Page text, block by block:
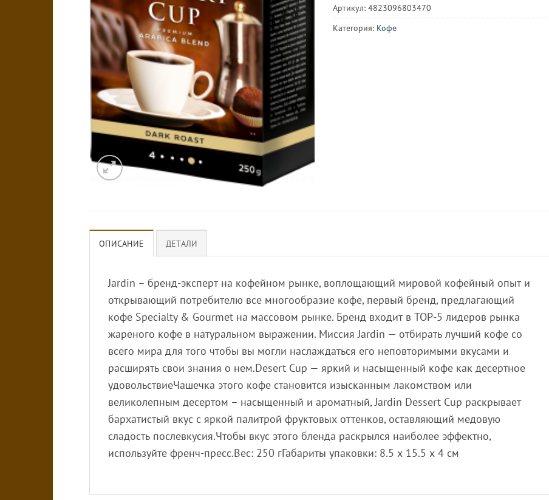
Артикул: 4823096803470
Категория: Кофе
ОПИСАНИЕ ДЕТАЛИ
Jardin – бренд-эксперт на кофейном рынке, воплощающий мировой кофейный опыт и
открывающий потребителю все многообразие кофе, первый бренд, предлагающий
кофе Specialty & Gourmet на массовом рынке. Бренд входит в TOP-5 лидеров рынка
жареного кофе в натуральном выражении. Миссия Jardin — отбирать лучший кофе со
всего мира для того чтобы вы могли наслаждаться его неповторимыми вкусами и
расширять свои знания о нем.Desert Cup — яркий и насыщенный кофе как десертное
удовольствиеЧашечка этого кофе становится изысканным лакомством или
великолепным десертом – насыщенный и ароматный, Jardin Dessert Cup раскрывает
бархатистый вкус с яркой палитрой фруктовых оттенков, оставляющий медовую
сладость послевкусия.Чтобы вкус этого бленда раскрылся наиболее эффектно,
используйте френч-пресс.Вес: 250 гГабариты упаковки: 8.5 х 15.5 х 4 см